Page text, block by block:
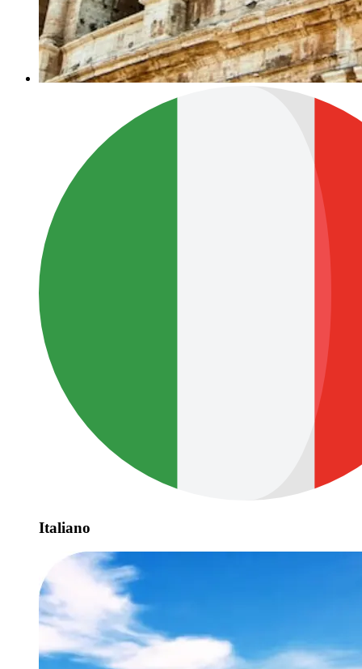
Italiano